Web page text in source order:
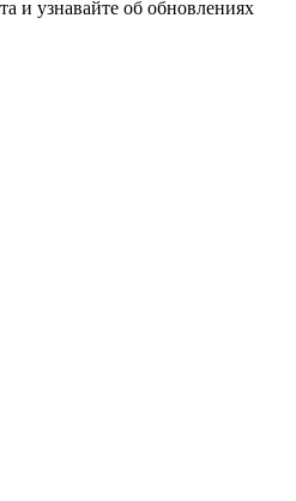
и узнавайте об обновлениях